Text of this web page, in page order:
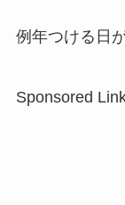
例年つける日
Sponsored